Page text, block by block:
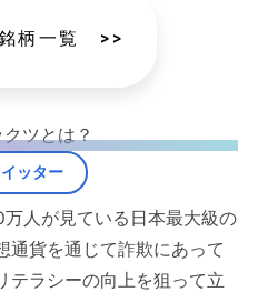
柄一覧 >>
ツとは？
ッター
人が見ている日本最大級の
通貨を通じて詐欺にあって
テラシーの向上を狙って立